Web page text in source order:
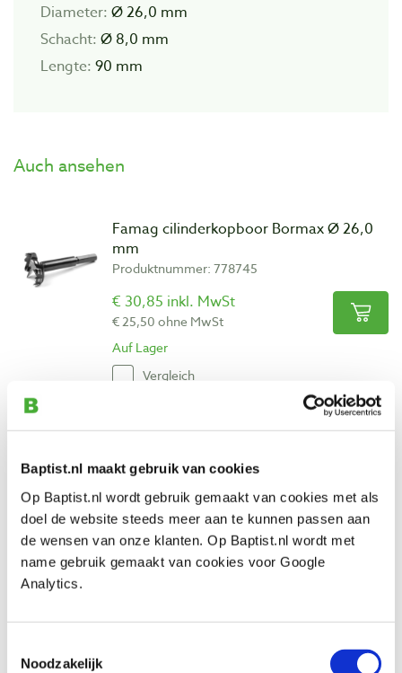
Baptist.nl maakt gebruik van cookies
Op Baptist.nl wordt gebruik gemaakt van cookies met als
doel de website steeds meer aan te kunnen passen aan
de wensen van onze klanten. Op Baptist.nl wordt met
name gebruik gemaakt van cookies voor Google
Analytics.
Noodzakelijk
Diameter: Ø 26,0 mm
Schacht: Ø 8,0 mm
Lengte: 90 mm
Auch ansehen
Famag cilinderkopboor Bormax Ø 26,0
mm
Produktnummer: 778745
€ 30,85 inkl. MwSt
€ 25,50 ohne MwSt
Auf Lager
Vergleich
Zobo cilinderkopboor chroomstaal Ø
Produktnummer: 30017
€ 88,20 inkl. MwSt
€ 72,89 ohne MwSt
Auf Lager